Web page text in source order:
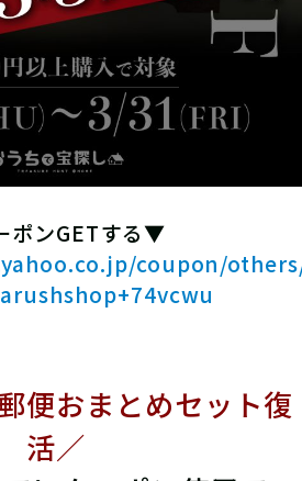
ポンGETする▼
coupon/others/
便おまとめセット復
活／